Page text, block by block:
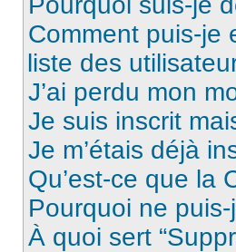
Comment puis-je
liste des
J’ai perdu mon
Je suis inscrit
Je m’étais déjà
Qu’est-ce que la
Pourquoi ne puis-
À quoi sert